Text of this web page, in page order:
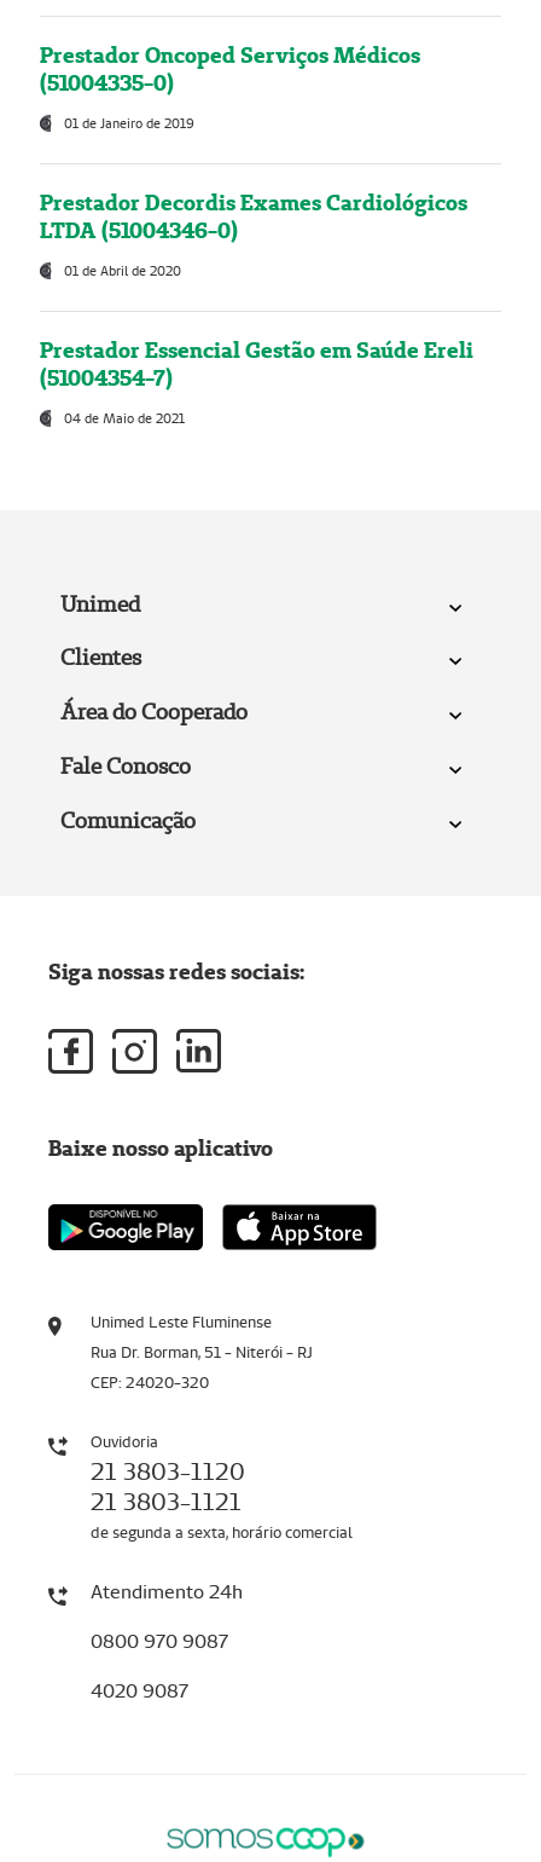
Prestador Oncoped Serviços Médicos
(51004335-0)
01 de Janeiro de 2019
Prestador Decordis Exames Cardiológicos
LTDA (51004346-0)
01 de Abril de 2020
Prestador Essencial Gestão em Saúde Ereli
(51004354-7)
04 de Maio de 2021
Unimed
Clientes
Área do Cooperado
Fale Conosco
Comunicação
Unimed Leste Fluminense
Rua Dr. Borman, 51 - Niterói - RJ
CEP: 24020-320
Ouvidoria
21 3803-1120
21 3803-1121
de segunda a sexta, horário comercial
Atendimento 24h
0800 970 9087
4020 9087
Siga nossas redes sociais:
Baixe nosso aplicativo